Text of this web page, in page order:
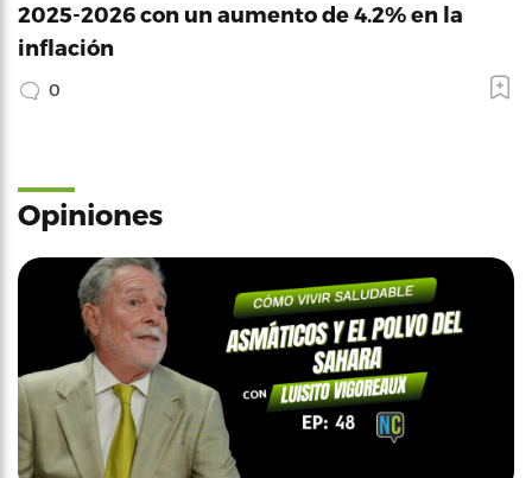
2025-2026 con un aumento de 4.2% en la
inflación
0
Opiniones